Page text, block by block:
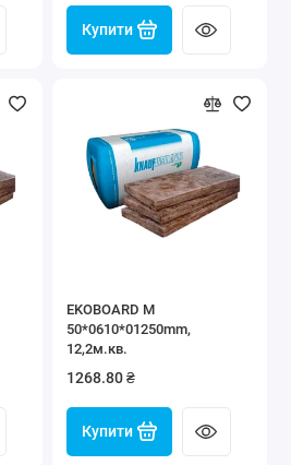
Купити
EKOBOARD M
50*0610*01250mm,
12,2м.кв.
1268.80 ₴
Купити